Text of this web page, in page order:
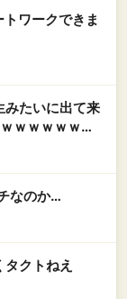
ワークできま
みたいに出て来
ｗｗｗｗｗｗ
なのか…
タクトねえ